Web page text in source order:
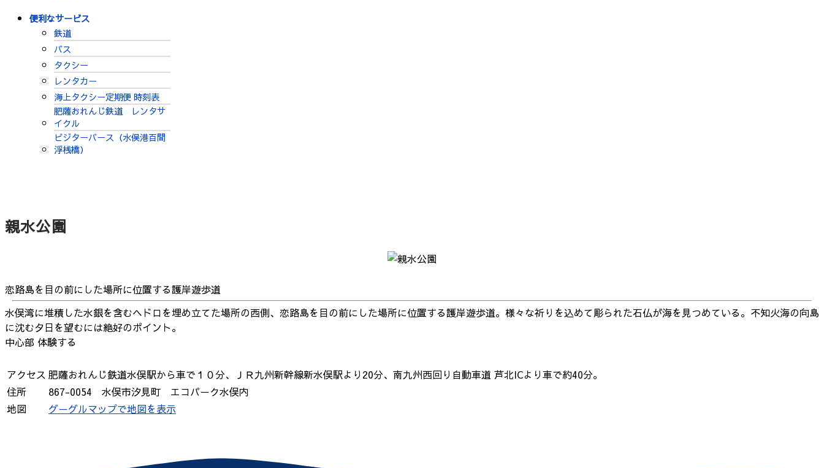
便利なサービス
鉄道
バス
タクシー
レンタカー
海上タクシー定期便 時刻表
肥薩おれんじ鉄道 レンタサ
イクル
ビジターバース（水俣港百間
浮桟橋）
親水公園
恋路島を目の前にした場所に位置する護岸遊歩道
水俣湾に堆積した水銀を含むヘドロを埋め立てた場所の西側、恋路島を目の前にした場所に位置する護岸遊歩道。様々な祈りを込めて彫られた石仏が海を見つめている。不知火海の向島
に沈む夕日を望むには絶好のポイント。
中心部 体験する
アクセス 肥薩おれんじ鉄道水俣駅から車で１０分、ＪＲ九州新幹線新水俣駅より20分、南九州西回り自動車道 芦北ICより車で約40分。
住所
867-0054 水俣市汐見町 エコパーク水俣内
地図
グーグルマップで地図を表示